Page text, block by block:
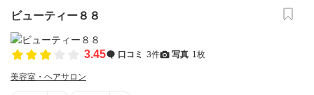
ビューティー８８
3.45 口コミ 3件 写真 1枚
美容室・ヘアサロン